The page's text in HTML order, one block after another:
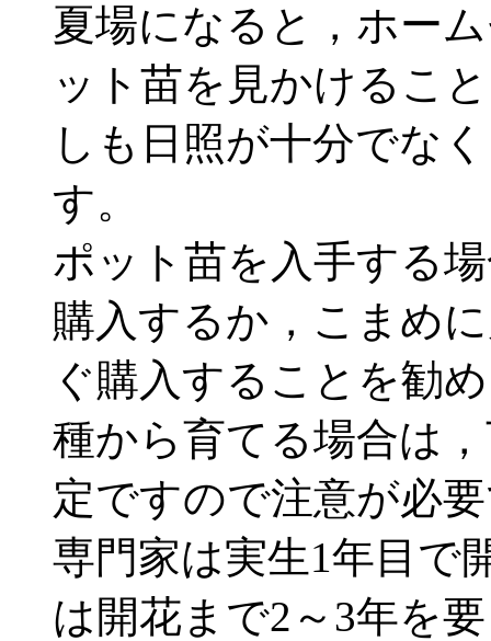
夏場になると，ホー
ット苗を見かけるこ
しも日照が十分でな
す。
ポット苗を入手する
購入するか，こまめ
ぐ購入することを勧
種から育てる場合は
定ですので注意が必
専門家は実生1年目で
は開花まで2～3年を